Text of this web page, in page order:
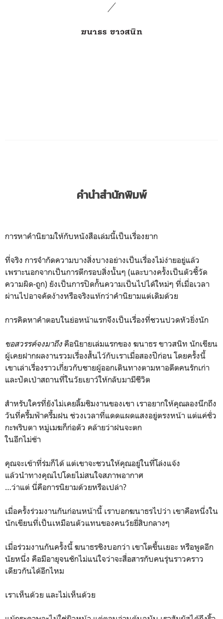
คำนำสำนักพิมพ์
การหาคำนิยามให้กับหนังสือเล่มนี้เป็นเรื่องยาก
ที่จริง การจำกัดความบางสิ่งบางอย่างเป็นเรื่องไม่ง่ายอยู่แล้ว
เพราะนอกจากเป็นการตีกรอบสิ่งนั้นๆ (และบางครั้งเป็นตัวชี้วัด
ความผิด-ถูก) ยังเป็นการปิดกั้นความเป็นไปได้ใหม่ๆ ที่เมื่อเวลา
ผ่านไปอาจคัดง้างหรือจริงแท้กว่าคำนิยามแต่เดิมด้วย
การคิดหาคำตอบในย่อหน้าแรกจึงเป็นเรื่องที่ชวนปวดหัวยิ่งนัก
ขอสวรรค์จงมาถึง คือนิยายเล่มแรกของ ฆนาธร ขาวสนิท นักเขียน
ผู้เคยฝากผลงานรวมเรื่องสั้นไว้กับเราเมื่อสองปีก่อน โดยครั้งนี้
เขาเล่าเรื่องราวเกี่ยวกับชายผู้ออกเดินทางตามหาอดีตคนรักเก่า
และปัดเป่าสถานที่ในวัยเยาว์ให้กลับมามีชีวิต
สำหรับใครที่ยังไม่เคยลิ้มชิมงานของเขา เราอยากให้คุณลองนึกถึง
วันที่ครึ้มฟ้าครึ้มฝน ช่วงเวลาที่แดดแผดแสงอยู่ตรงหน้า แต่แค่ชั่ว
กะพริบตา หมู่เมฆก็ก่อตัว คล้ายว่าฝนจะตก
ในอีกไม่ช้า
คุณจะเข้าที่ร่มก็ได้ แต่เขาจะชวนให้คุณอยู่ในที่โล่งแจ้ง
แล้วนำทางคุณไปโดยไม่สนใจสภาพอากาศ
…ว่าแต่ นี่คือการนิยามด้วยหรือเปล่า?
เมื่อครั้งร่วมงานกันก่อนหน้านี้ เราบอกฆนาธรไปว่า เขาคือหนึ่งใน
นักเขียนที่เป็นเหมือนตัวแทนของคนวัยยี่สิบกลางๆ
เมื่อร่วมงานกันครั้งนี้ ฆนาธรชิงบอกว่า เขาโตขึ้นเยอะ หรือพูดอีก
นัยหนึ่ง คือมีอายุจนชักไม่แน่ใจว่าจะสื่อสารกับคนรุ่นราวคราว
เดียวกันได้อีกไหม
เราเห็นด้วย และไม่เห็นด้วย